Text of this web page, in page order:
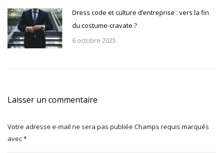
Dress code et culture d’entreprise : vers la fin
du costume-cravate ?
6 octobre 2025
Laisser un commentaire
Votre adresse e-mail ne sera pas publiée Champs requis marqués
avec*